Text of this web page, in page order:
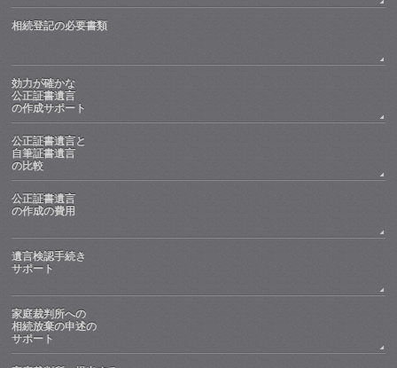
相続登記の必要書類
効力が確かな
公正証書遺言
の作成サポート
公正証書遺言と
自筆証書遺言
の比較
公正証書遺言
の作成の費用
遺言検認手続き
サポート
家庭裁判所への
相続放棄の申述の
サポート